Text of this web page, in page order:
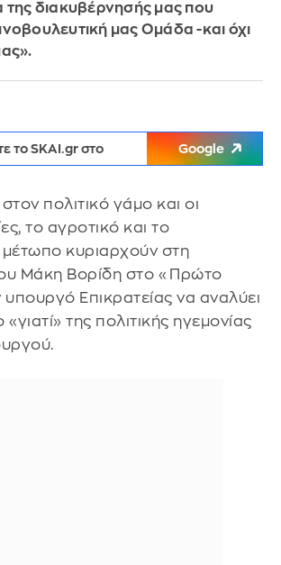
της διακυβέρνησής μας που
μας Ομάδα -και όχι
το SKAI.gr στο Google
πολιτικό γάμο και οι
το αγροτικό και το
μέτωπο κυριαρχούν στη
Μάκη Βορίδη στο «Πρώτο
Επικρατείας να αναλύει
της πολιτικής ηγεμονίας